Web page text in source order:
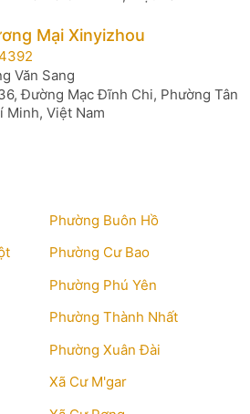
Mại Xinyizhou
Văn Sang
Đường Mạc Đĩnh Chi, Phường Tân
Minh, Việt Nam
Phường Buôn Hồ
Phường Cư Bao
Phường Phú Yên
Phường Thành Nhất
Phường Xuân Đài
Xã Cư M'gar